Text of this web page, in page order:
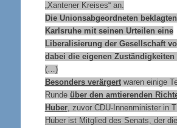
„Xantener Kreises“ an.
Die Unionsabgeordneten
Karlsruhe mit seinen Urteilen eine
Liberalisierung der Gesellschaft
dabei die eigenen Zuständigkeiten
(…)
Besonders verärgertwaren einige
Runde über den amtierenden
Huber, zuvor CDU-Innenminister in
Huber ist Mitglied des Senats, der die